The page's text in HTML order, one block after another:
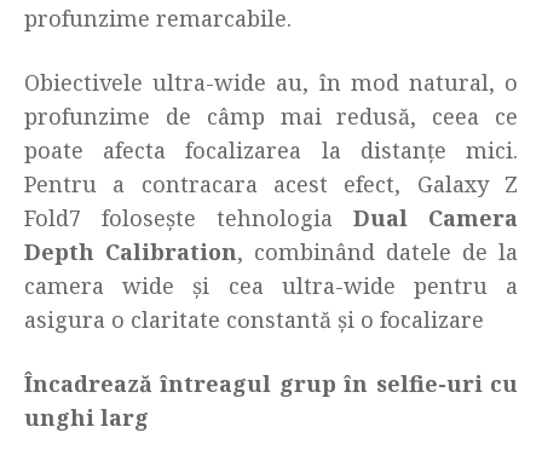
profunzime remarcabile.
Obiectivele ultra-wide au, în mod natural, o
profunzime de câmp mai redusă, ceea ce
poate afecta focalizarea la distanțe mici.
Pentru a contracara acest efect, Galaxy Z
Fold7 folosește tehnologia Dual Camera
Depth Calibration, combinând datele de la
camera wide și cea ultra-wide pentru a
asigura o claritate constantă și o focalizare
Încadrează întreagul grup în selfie-uri cu
unghi larg